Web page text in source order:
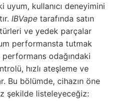
uyum, kullanıcı deneyimini
IBVape tarafında satın
ve yedek parçalar
performansta tutmak
performans odağındaki
hızlı ateşleme ve
Bu bölümde, cihazın öne
şekilde listeleyeceğiz: